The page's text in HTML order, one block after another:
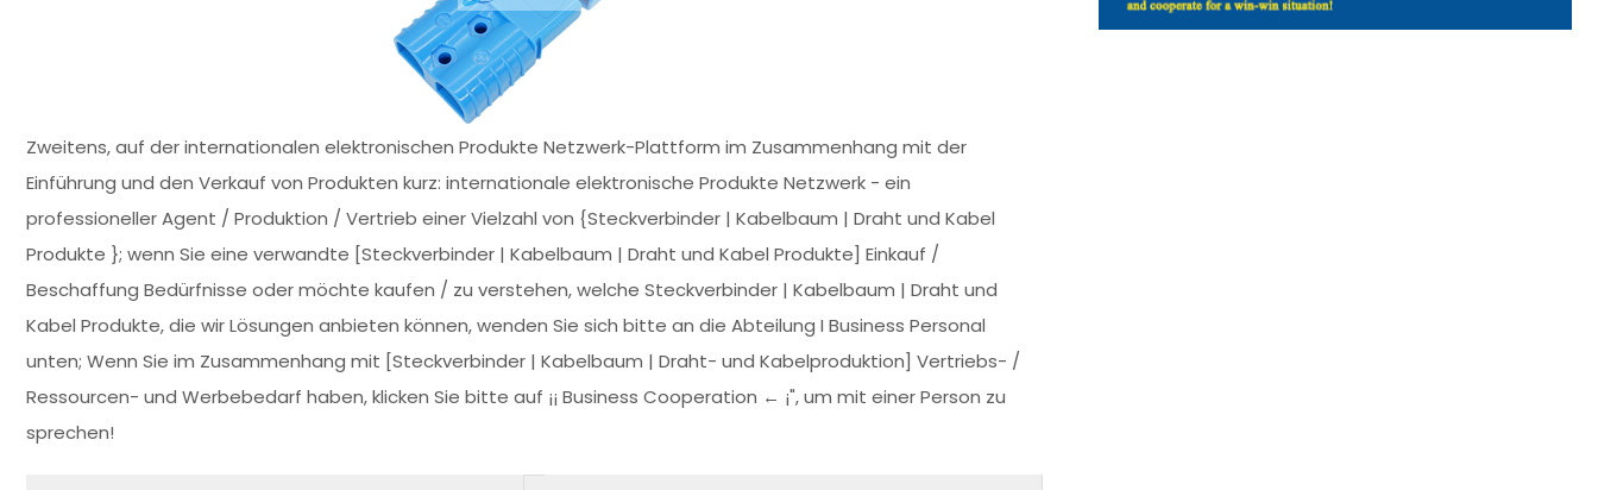
Zweitens, auf der internationalen elektronischen Produkte Netzwerk-Plattform im Zusammenhang mit der
Einführung und den Verkauf von Produkten kurz: internationale elektronische Produkte Netzwerk - ein
professioneller Agent / Produktion / Vertrieb einer Vielzahl von {Steckverbinder | Kabelbaum | Draht und Kabel
Produkte }; wenn Sie eine verwandte [Steckverbinder | Kabelbaum | Draht und Kabel Produkte] Einkauf /
Beschaffung Bedürfnisse oder möchte kaufen / zu verstehen, welche Steckverbinder | Kabelbaum | Draht und
Kabel Produkte, die wir Lösungen anbieten können, wenden Sie sich bitte an die Abteilung I Business Personal
unten; Wenn Sie im Zusammenhang mit [Steckverbinder | Kabelbaum | Draht- und Kabelproduktion] Vertriebs- /
Ressourcen- und Werbebedarf haben, klicken Sie bitte auf ¡¡ Business Cooperation ← ¡", um mit einer Person zu
sprechen!